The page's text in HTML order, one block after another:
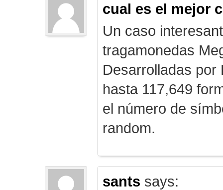
cual es el mejor
Un caso
tragamonedas
Desarrolladas por
hasta 117,649
el número de
random.
sants says: